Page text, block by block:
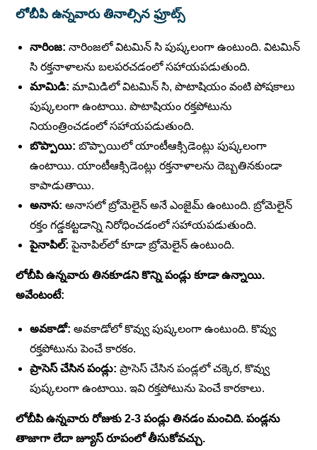
లోబీపి ఉన్నవారు తినాల్సిన ఫ్రూట్స్
నారింజ:నారింజలో విటమిన్ సి పుష్కలంగా ఉంటుంది. విటమిన్
సి రక్తనాళాలను బలపరచడంలో సహాయపడుతుంది.
మామిడి: మామిడిలో విటమిన్ సి, పొటాషియం వంటి పోషకాలు
పుష్కలంగా ఉంటాయి. పొటాషియం రక్తపోటును
నియంత్రించడంలో సహాయపడుతుంది.
బొప్పాయి:బొప్పాయిలో యాంటీఆక్సిడెంట్లు పుష్కలంగా
ఉంటాయి. యాంటీఆక్సిడెంట్లు రక్తనాళాలను దెబ్బతినకుండా
కాపాడుతాయి.
అనాస:అనాసలో బ్రోమెలైన్ అనే ఎంజైమ్ ఉంటుంది. బ్రోమెలైన్
రక్తం గడ్డకట్టడాన్ని నిరోధించడంలో సహాయపడుతుంది.
పైనాపిల్:పైనాపిల్‌లో కూడా బ్రోమెలైన్ ఉంటుంది.
లోబీపి ఉన్నవారు తినకూడని కొన్ని పండ్లు కూడా ఉన్నాయి.
అవేంటంటే:
అవకాడో:అవకాడోలో కొవ్వు పుష్కలంగా ఉంటుంది. కొవ్వు
రక్తపోటును పెంచే కారకం.
ప్రాసెస్ చేసిన పండ్లు:ప్రాసెస్ చేసిన పండ్లలో చక్కెర, కొవ్వు
పుష్కలంగా ఉంటాయి. ఇవి రక్తపోటును పెంచే కారకాలు.
లోబీపి ఉన్నవారు రోజుకు 2-3 పండ్లు తినడం మంచిది. పండ్లను
తాజాగా లేదా జ్యూస్ రూపంలో తీసుకోవచ్చు.